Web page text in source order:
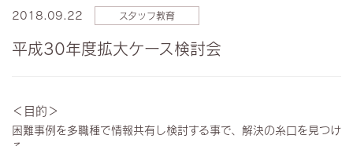
2018.09.22 スタッフ教育
平成30年度拡大ケース検討会
＜目的＞
困難事例を多職種で情報共有し検討する事で、解決の糸口を見つけ